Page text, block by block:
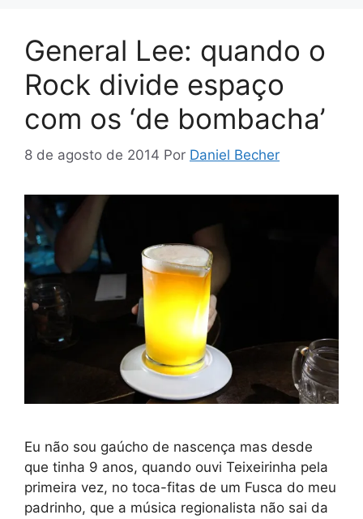
General Lee: quando o
Rock divide espaço
com os ‘de bombacha’
8 de agosto de 2014 Por Daniel Becher
Eu não sou gaúcho de nascença mas desde
que tinha 9 anos, quando ouvi Teixeirinha pela
primeira vez, no toca-fitas de um Fusca do meu
padrinho, que a música regionalista não sai da